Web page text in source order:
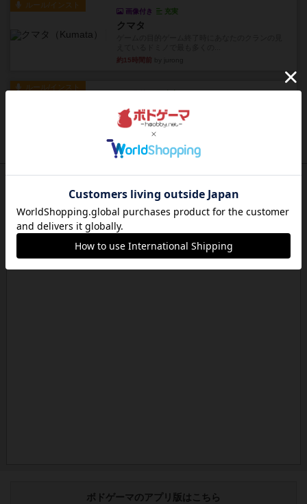
ルール/インスト
画像付き 充実
クマタ
約15時間前
ルール/インスト
ベラ・ビスタ
概要と目的小さな町ベラビスタは、風光明媚な公
園と曲がりくねった川が広が...
約15時間前
ボドゲーマのアプリ版はこちら